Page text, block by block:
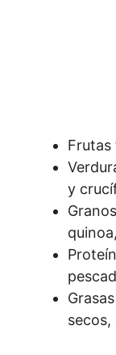
Frutas
y
secos,